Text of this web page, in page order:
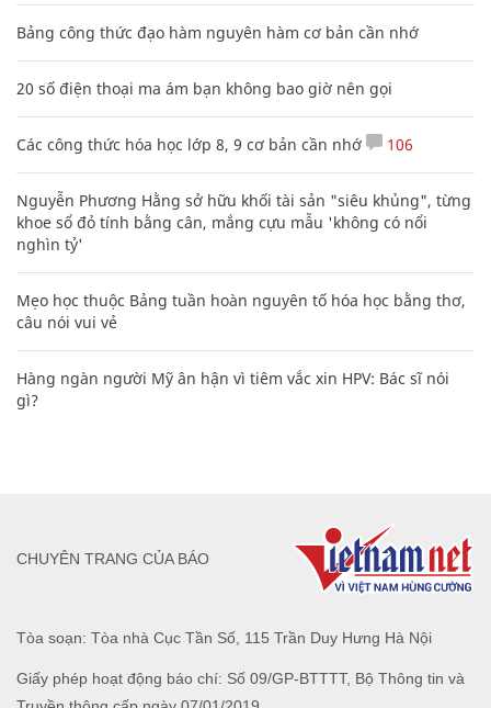
Bảng công thức đạo hàm nguyên hàm cơ bản cần nhớ
20 số điện thoại ma ám bạn không bao giờ nên gọi
Các công thức hóa học lớp 8, 9 cơ bản cần nhớ 106
Nguyễn Phương Hằng sở hữu khối tài sản "siêu khủng", từng
khoe sổ đỏ tính bằng cân, mắng cựu mẫu 'không có nổi
nghìn tỷ'
Mẹo học thuộc Bảng tuần hoàn nguyên tố hóa học bằng thơ,
câu nói vui vẻ
Hàng ngàn người Mỹ ân hận vì tiêm vắc xin HPV: Bác sĩ nói
gì?
Tòa soạn: Tòa nhà Cục Tần Số, 115 Trần Duy Hưng Hà Nội
Giấy phép hoạt động báo chí: Số 09/GP-BTTTT, Bộ Thông tin và
CHUYÊN TRANG CỦA BÁO